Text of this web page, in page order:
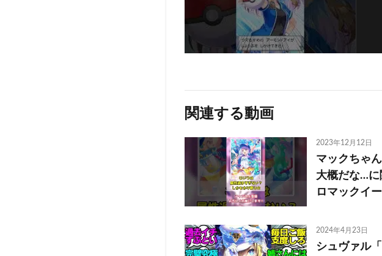
関連する動画
2023年12月12日
マックちゃ
大概だな…に
ロマックイ
2024年4月23日
シュヴァル